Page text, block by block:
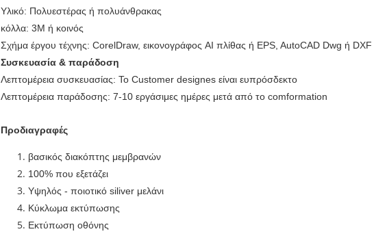
Υλικό: Πολυεστέρας ή πολυάνθρακας
κόλλα: 3M ή κοινός
Σχήμα έργου τέχνης: CorelDraw, εικονογράφος AI πλίθας ή EPS, AutoCAD Dwg ή DXF
Συσκευασία & παράδοση
Λεπτομέρεια συσκευασίας: Το Customer designes είναι ευπρόσδεκτο
Λεπτομέρεια παράδοσης: 7-10 εργάσιμες ημέρες μετά από το comformation
Προδιαγραφές
βασικός διακόπτης μεμβρανών
100% που εξετάζει
Υψηλός - ποιοτικό siliver μελάνι
Κύκλωμα εκτύπωσης
Εκτύπωση οθόνης